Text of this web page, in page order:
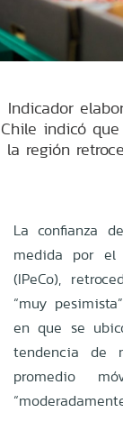
Indicador
Chile indicó
la región
La confianza
medida por el
(IPeCo),
“muy
en que se
tendencia de
promedio